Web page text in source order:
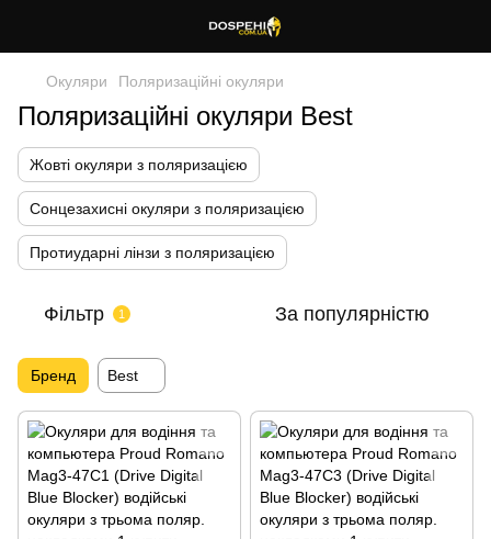
Окуляри Поляризаційні окуляри
Поляризаційні окуляри Best
Жовті окуляри з поляризацією
Сонцезахисні окуляри з поляризацією
Протиударні лінзи з поляризацією
Фільтр 1 За популярністю
Бренд Best